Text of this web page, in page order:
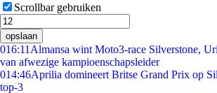
Scrollbar gebruiken
opslaan
016:11 Almansa wint Moto3-race Silverstone,
van afwezige kampioenschapsleider
014:46Aprilia domineert Britse Grand Prix op
top-3